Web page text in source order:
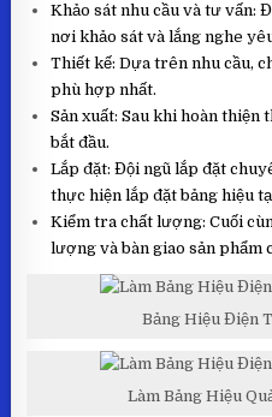
Khảo sát nhu cầu và tư vấn:
nơi khảo sát và lắng nghe
Thiết kế: Dựa trên nhu cầu,
phù hợp nhất.
Sản xuất: Sau khi hoàn thiện
bắt đầu.
Lắp đặt: Đội ngũ lắp đặt
thực hiện lắp đặt bảng hiệu
Kiểm tra chất lượng: Cuối
lượng và bàn giao sản phẩm
Bảng Hiệu Điện
Làm Bảng Hiệu